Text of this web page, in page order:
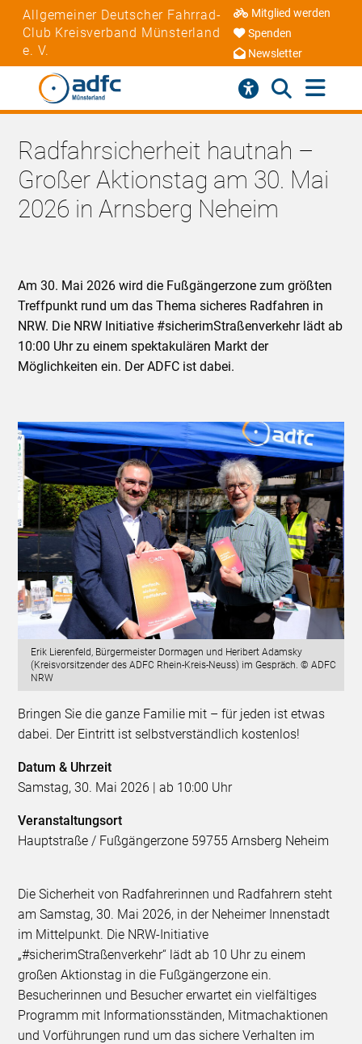
Allgemeiner Deutscher Fahrrad-
Club Kreisverband Münsterland
e. V.
Mitglied werden
Spenden
Newsletter
Radfahrsicherheit hautnah –
Großer Aktionstag am 30. Mai
2026 in Arnsberg Neheim
Am 30. Mai 2026 wird die Fußgängerzone zum größten
Treffpunkt rund um das Thema sicheres Radfahren in
NRW. Die NRW Initiative #sicherimStraßenverkehr lädt ab
10:00 Uhr zu einem spektakulären Markt der
Möglichkeiten ein. Der ADFC ist dabei.
Erik Lierenfeld, Bürgermeister Dormagen und Heribert Adamsky
(Kreisvorsitzender des ADFC Rhein-Kreis-Neuss) im Gespräch. © ADFC
NRW
Bringen Sie die ganze Familie mit – für jeden ist etwas
dabei. Der Eintritt ist selbstverständlich kostenlos!
Datum & Uhrzeit
Samstag, 30. Mai 2026 | ab 10:00 Uhr
Veranstaltungsort
Hauptstraße / Fußgängerzone 59755 Arnsberg Neheim
Die Sicherheit von Radfahrerinnen und Radfahrern steht
am Samstag, 30. Mai 2026, in der Neheimer Innenstadt
im Mittelpunkt. Die NRW-Initiative
„#sicherimStraßenverkehr“ lädt ab 10 Uhr zu einem
großen Aktionstag in die Fußgängerzone ein.
Besucherinnen und Besucher erwartet ein vielfältiges
Programm mit Informationsständen, Mitmachaktionen
und Vorführungen rund um das sichere Verhalten im